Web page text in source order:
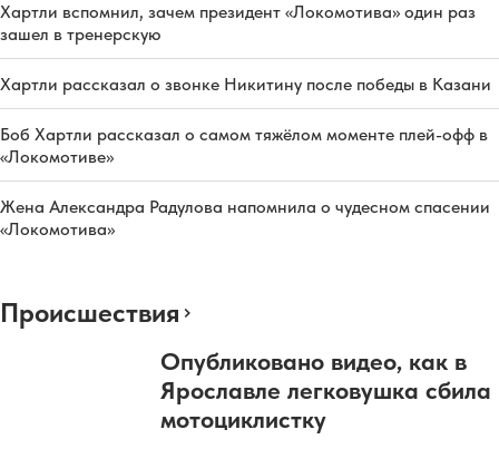
Хартли вспомнил, зачем президент «Локомотива» один раз
зашел в тренерскую
Хартли рассказал о звонке Никитину после победы в Казани
Боб Хартли рассказал о самом тяжёлом моменте плей-офф в
«Локомотиве»
Жена Александра Радулова напомнила о чудесном спасении
«Локомотива»
Происшествия
Опубликовано видео, как в
Ярославле легковушка сбила
мотоциклистку